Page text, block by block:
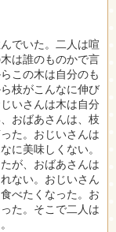
でいた。二人は喧
は誰のものかで言
この木は自分のも
枝がこんなに伸び
いさんは木は自分
おばあさんは、枝
た。おじいさんは
に美味しくない。
が、おばあさんは
ない。おじいさん
べたくなった。お
た。そこで二人は